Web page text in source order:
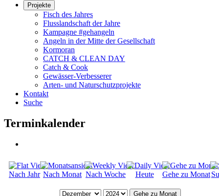
Projekte
Fisch des Jahres
Flusslandschaft der Jahre
Kampagne #gehangeln
Angeln in der Mitte der Gesellschaft
Kormoran
CATCH & CLEAN DAY
Catch & Cook
Gewässer-Verbesserer
Arten- und Naturschutzprojekte
Kontakt
Suche
Terminkalender
Nach Jahr Nach Monat Nach Woche Heute Gehe zu Monat
Gehe zu Monat